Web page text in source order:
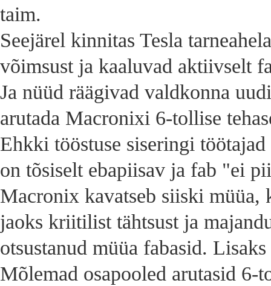
taim.
Seejärel kinnitas Tesla
võimsust ja kaaluvad aktiivselt
Ja nüüd räägivad valdkonna
arutada Macronixi 6-tollise
Ehkki tööstuse siseringi
on tõsiselt ebapiisav ja fab "ei
Macronix kavatseb siiski müüa,
jaoks kriitilist tähtsust ja
otsustanud müüa fabasid.
Mõlemad osapooled arutasid 6-